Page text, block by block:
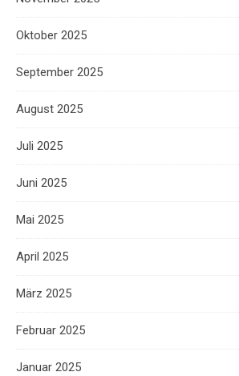
Oktober 2025
September 2025
August 2025
Juli 2025
Juni 2025
Mai 2025
April 2025
März 2025
Februar 2025
Januar 2025